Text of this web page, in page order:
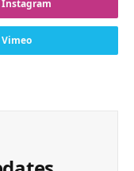
Instagram
Vimeo